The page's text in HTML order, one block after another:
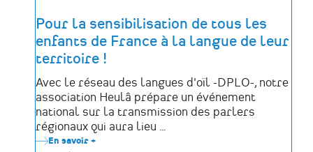
Pour la sensibilisation de tous les
enfants de France à la langue de leur
territoire !
Avec le réseau des langues d'oïl -DPLO-, notre
association Heulâ prépare un événement
national sur la transmission des parlers
régionaux qui aura lieu …
En savoir +